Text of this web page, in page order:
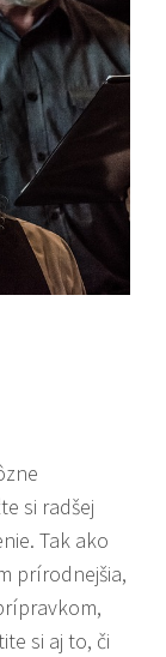
si radšej
Tak ako
prírodnejšia,
si aj to, či